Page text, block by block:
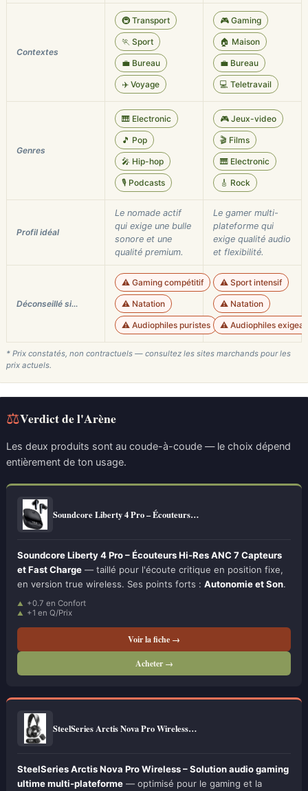
Contextes
🚇 Transport
🏃 Sport
💼 Bureau
✈️ Voyage
🎮 Gaming
🏠 Maison
💼 Bureau
💻 Teletravail
Genres
🎹 Electronic
🎵 Pop
🎤 Hip-hop
🎙️ Podcasts
🎮 Jeux-video
🎬 Films
🎹 Electronic
🎸 Rock
Profil idéal
Le nomade actif
qui exige une bulle
sonore et une
qualité premium.
Le gamer multi-
plateforme qui
exige qualité audio
et flexibilité.
Déconseillé si…
⚠️ Gaming compétitif
⚠️ Natation
⚠️ Audiophiles puristes
⚠️ Sport intensif
⚠️ Natation
⚠️ Audiophiles
* Prix constatés, non contractuels — consultez les sites marchands pour les
prix actuels.
⚖Verdict de l'Arène
Les deux produits sont au coude-à-coude — le choix dépend
entièrement de ton usage.
Soundcore Liberty 4 Pro – Écouteurs…
Soundcore Liberty 4 Pro – Écouteurs Hi-Res ANC 7 Capteurs
et Fast Charge — taillé pour l'écoute critique en position fixe,
en version true wireless. Ses points forts : Autonomie et Son.
+0.7 en Confort
+1 en Q/Prix
Voir la fiche →
Acheter →
SteelSeries Arctis Nova Pro Wireless…
SteelSeries Arctis Nova Pro Wireless – Solution audio gaming
ultime multi-plateforme — optimisé pour le gaming et la